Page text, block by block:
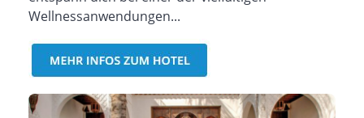
Wellnessanwendungen...